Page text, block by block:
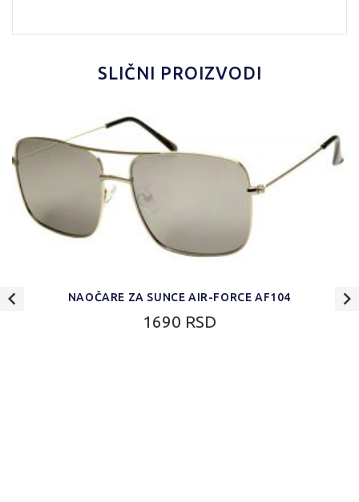
SLIČNI PROIZVODI
NAOČARE ZA SUNCE AIR-FORCE AF104
1690 RSD